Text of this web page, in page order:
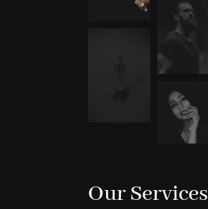
Our Services